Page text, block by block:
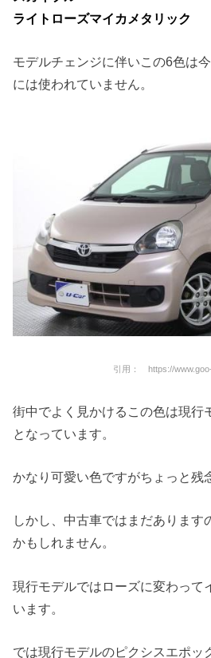
ライトローズマイカメタリック
モデルチェンジに伴いこの6色は
には使われていません。
引用： https://
街中でよく見かけるこの色は現行
となっています。
かなり可愛い色ですがちょっと残
しかし、中古車ではまだあります
かもしれません。
現行モデルではローズに変わって
います。
では現行モデルのピクシスエポッ